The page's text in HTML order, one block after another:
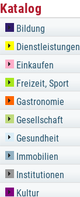
Katalog
Bildung
Dienstleistungen
Einkaufen
Freizeit, Sport
Gastronomie
Gesellschaft
Gesundheit
Immobilien
Institutionen
Kultur